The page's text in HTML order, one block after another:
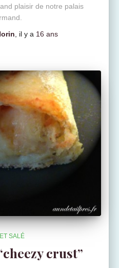
plaisir de notre palais
, il y a 16 ans
SALÉ
crust”